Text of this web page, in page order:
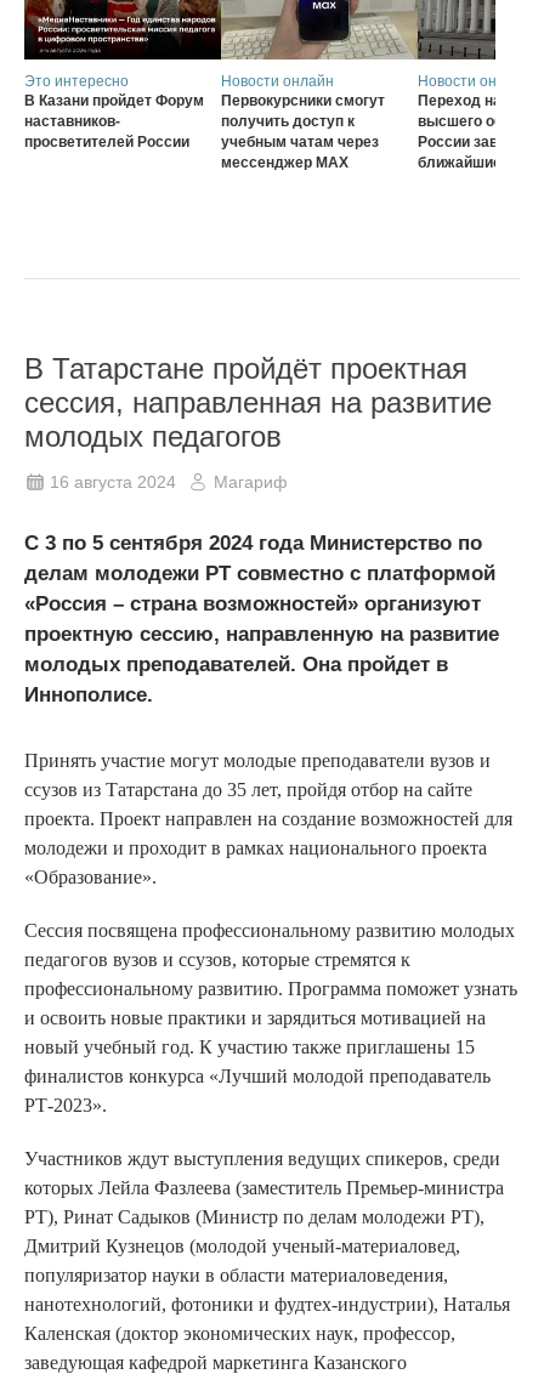
Это интересно
В Казани пройдет Форум
наставников-
просветителей России
Новости онлайн
Первокурсники смогут
получить доступ к
учебным чатам через
мессенджер MAX
Новости онлайн
Переход на
высшего
России
ближайшие три
В Татарстане пройдёт проектная
сессия, направленная на развитие
молодых педагогов
16 августа 2024 Магариф
С 3 по 5 сентября 2024 года Министерство по
делам молодежи РТ совместно с платформой
«Россия – страна возможностей» организуют
проектную сессию, направленную на развитие
молодых преподавателей. Она пройдет в
Иннополисе.
Принять участие могут молодые преподаватели вузов и
ссузов из Татарстана до 35 лет, пройдя отбор на сайте
проекта. Проект направлен на создание возможностей для
молодежи и проходит в рамках национального проекта
«Образование».
Сессия посвящена профессиональному развитию молодых
педагогов вузов и ссузов, которые стремятся к
профессиональному развитию. Программа поможет узнать
и освоить новые практики и зарядиться мотивацией на
новый учебный год. К участию также приглашены 15
финалистов конкурса «Лучший молодой преподаватель
РТ-2023».
Участников ждут выступления ведущих спикеров, среди
которых Лейла Фазлеева (заместитель Премьер-министра
РТ), Ринат Садыков (Министр по делам молодежи РТ),
Дмитрий Кузнецов (молодой ученый-материаловед,
популяризатор науки в области материаловедения,
нанотехнологий, фотоники и фудтех-индустрии), Наталья
Каленская (доктор экономических наук, профессор,
заведующая кафедрой маркетинга Казанского